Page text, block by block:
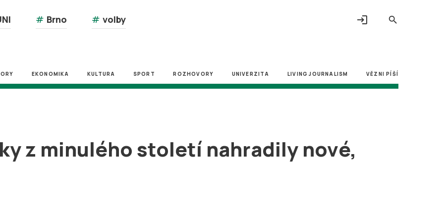
search
# Brno # volby login
EKONOMIKA KULTURA SPORT ROZHOVORY UNIVERZITA LIVING JOURNALISM VĚZNI PÍŠÍ
z minulého století nahradily nové,